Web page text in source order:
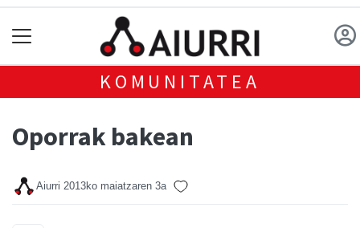
KOMUNITATEA
Oporrak bakean
Aiurri 2013ko maiatzaren 3a